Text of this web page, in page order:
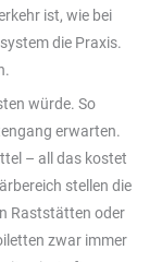
ist, wie bei
die Praxis.
würde. So
erwarten.
– all das kostet
stellen die
Raststätten oder
zwar immer